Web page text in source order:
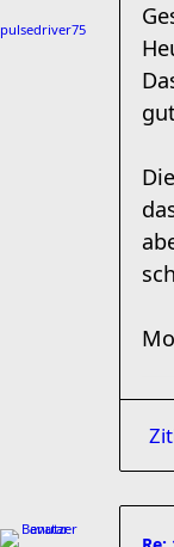
pulsedriver75